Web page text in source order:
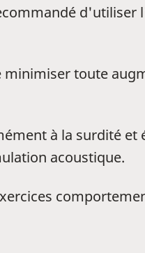
toute
à la surdité
acoustique.